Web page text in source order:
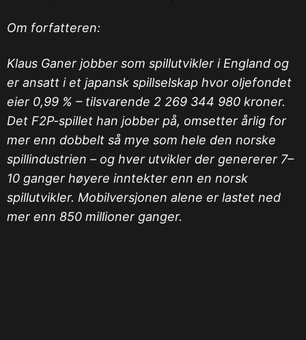
Om forfatteren:
Klaus Ganer jobber som spillutvikler i England og
er ansatt i et japansk spillselskap hvor oljefondet
eier 0,99 % – tilsvarende 2 269 344 980 kroner.
Det F2P-spillet han jobber på, omsetter årlig for
mer enn dobbelt så mye som hele den norske
spillindustrien – og hver utvikler der genererer 7–
10 ganger høyere inntekter enn en norsk
spillutvikler. Mobilversjonen alene er lastet ned
mer enn 850 millioner ganger.